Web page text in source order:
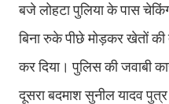
बजे लोहटा पुलिया के पास
बिना रुके पीछे मोड़कर खेतों
कर दिया। पुलिस की जवाबी
दूसरा बदमाश सुनील यादव